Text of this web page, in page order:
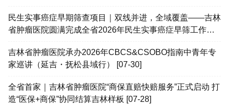
民生实事癌症早期筛查项目｜双线并进，全域覆盖——吉林
省肿瘤医院圆满完成全省2026年民生实事癌症早筛工作
吉林省肿瘤医院承办2026年CBCS&CSOBO指南中青年专
家巡讲（延吉・抚松县域行） [07-30]
全省首家｜吉林省肿瘤医院“商保直赔快赔服务”正式启动 打
造“医保+商保”协同结算吉林样板 [07-28]